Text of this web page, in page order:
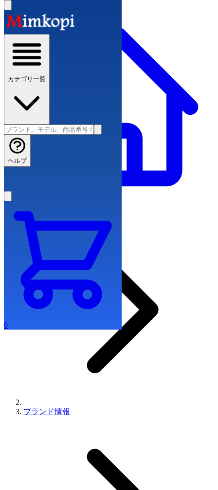
カテゴリ一覧
ヘルプ
0
ブランド情報